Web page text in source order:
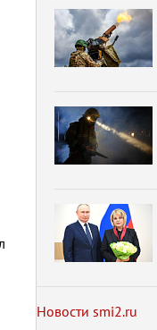
Новости smi2.ru